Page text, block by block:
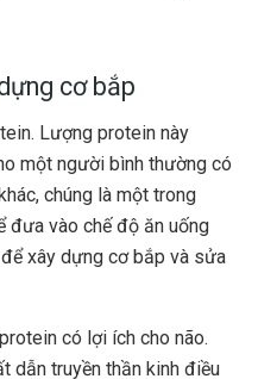
cơ bắp
Lượng protein này
một người bình thường có
chúng là một trong
đưa vào chế độ ăn uống
xây dựng cơ bắp và sửa
có lợi ích cho não.
dẫn truyền thần kinh điều